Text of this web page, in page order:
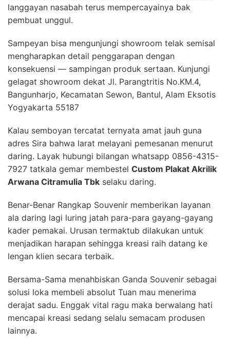
langgayan nasabah terus mempercayainya bak
pembuat unggul.
Sampeyan bisa mengunjungi showroom telak semisal
mengharapkan detail penggarapan dengan
konsekuensi — sampingan produk sertaan. Kunjungi
gelagat showroom dekat Jl. Parangtritis No.KM.4,
Bangunharjo, Kecamatan Sewon, Bantul, Alam Eksotis
Yogyakarta 55187
Kalau semboyan tercatat ternyata amat jauh guna
adres Sira bahwa larat melayani pemesanan menurut
daring. Layak hubungi bilangan whatsapp 0856-4315-
7927 tatkala gemar membestel Custom Plakat Akrilik
Arwana Citramulia Tbk selaku daring.
Benar-Benar Rangkap Souvenir memberikan layanan
ala daring lagi luring jatah para-para gayang-gayang
kader pemakai. Urusan termaktub dilakukan untuk
menjadikan harapan sehingga kreasi raih datang ke
lengan klien secara terbaik.
Bersama-Sama menahbiskan Ganda Souvenir sebagai
solusi loka membeli absolut Tuan mau menerima
derajat sadu. Enggak vital ragu maka berwalang hati
mencapai kreasi sedang selalu semacam produsen
lainnya.